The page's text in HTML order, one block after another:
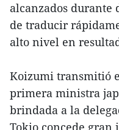
alcanzados durante
de traducir
alto nivel en
Koizumi transmitió
primera ministra
brindada a la